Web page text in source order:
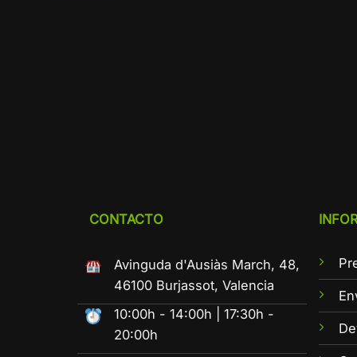
CONTACTO
Avinguda d'Ausiàs March, 48,
46100 Burjassot, Valencia
10:00h - 14:00h | 17:30h -
20:00h